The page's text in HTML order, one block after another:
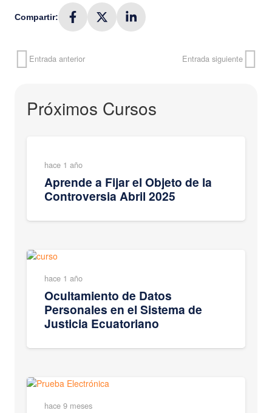
Compartir:
Entrada anterior Entrada siguiente
Próximos Cursos
hace 1 año
Aprende a Fijar el Objeto de la
Controversia Abril 2025
hace 1 año
Ocultamiento de Datos
Personales en el Sistema de
Justicia Ecuatoriano
hace 9 meses